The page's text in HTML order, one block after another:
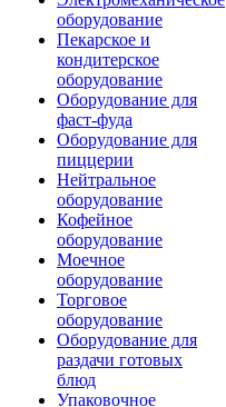
оборудование
Пекарское и
кондитерское
оборудование
Оборудование для
фаст-фуда
Оборудование для
пиццерии
Нейтральное
оборудование
Кофейное
оборудование
Моечное
оборудование
Торговое
оборудование
Оборудование для
раздачи готовых
блюд
Упаковочное